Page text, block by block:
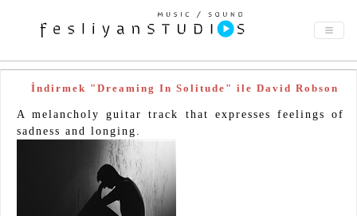
İndirmek "Dreaming In Solitude" ile David Robson
A melancholy guitar track that expresses feelings of
sadness and longing.